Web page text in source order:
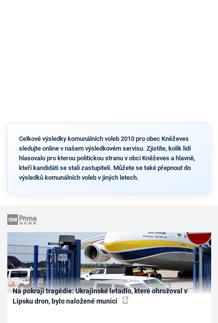
Celkové výsledky komunálních voleb 2010 pro obec Kněževes
sledujte online v našem výsledkovém servisu. Zjistíte, kolik lidí
hlasovalo pro kterou politickou stranu v obci Kněževes a hlavně,
kteří kandidáti se stali zastupiteli. Můžete se také přepnout do
výsledků komunálních voleb v jiných letech.
Na pokraji tragédie: Ukrajinské letadlo, které ohrožoval v
Lipsku dron, bylo naložené municí